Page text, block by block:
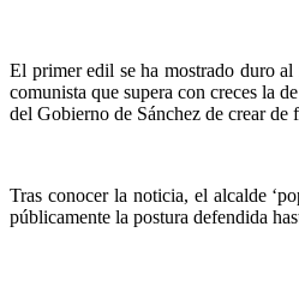
El primer edil se ha mostrado duro
comunista que supera con creces la
del Gobierno de Sánchez de crear de
Tras conocer la noticia, el alcalde
públicamente la postura defendida